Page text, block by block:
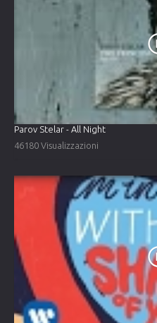
Parov Stelar - All Night
46180 Visualizzazioni